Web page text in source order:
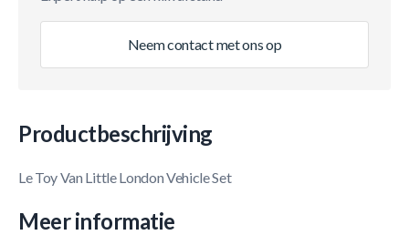
Neem contact met ons op
Productbeschrijving
Le Toy Van Little London Vehicle Set
Meer informatie